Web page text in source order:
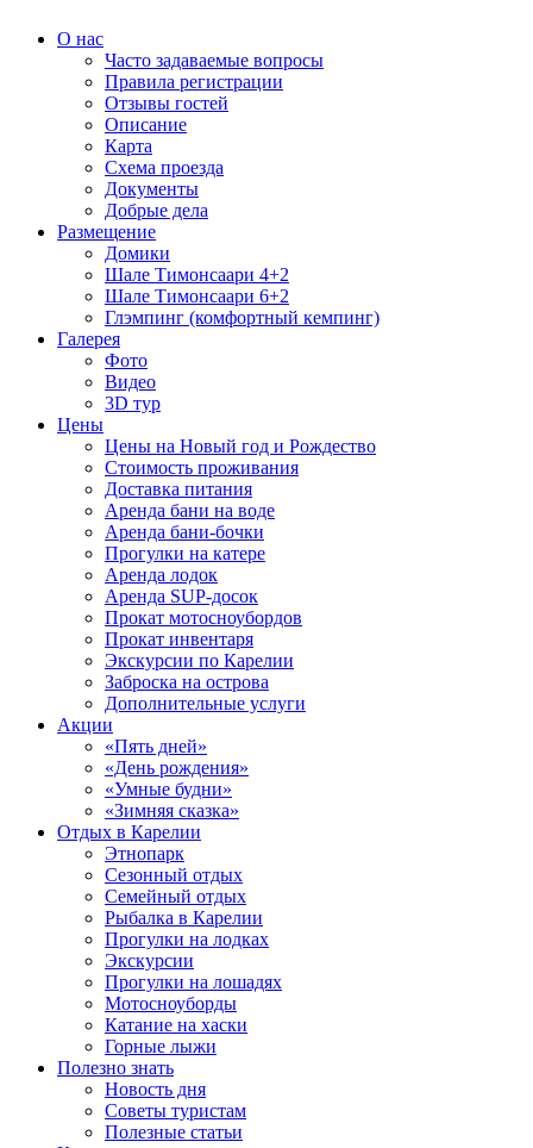
О нас
Часто задаваемые вопросы
Правила регистрации
Отзывы гостей
Описание
Карта
Схема проезда
Документы
Добрые дела
Размещение
Домики
Шале Тимонсаари 4+2
Шале Тимонсаари 6+2
Глэмпинг (комфортный кемпинг)
Галерея
Фото
Видео
3D тур
Цены
Цены на Новый год и Рождество
Стоимость проживания
Доставка питания
Аренда бани на воде
Аренда бани-бочки
Прогулки на катере
Аренда лодок
Аренда SUP-досок
Прокат мотосноубордов
Прокат инвентаря
Экскурсии по Карелии
Заброска на острова
Дополнительные услуги
Акции
«Пять дней»
«День рождения»
«Умные будни»
«Зимняя сказка»
Отдых в Карелии
Этнопарк
Сезонный отдых
Семейный отдых
Рыбалка в Карелии
Прогулки на лодках
Экскурсии
Прогулки на лошадях
Мотосноуборды
Катание на хаски
Горные лыжи
Полезно знать
Новость дня
Советы туристам
Полезные статьи